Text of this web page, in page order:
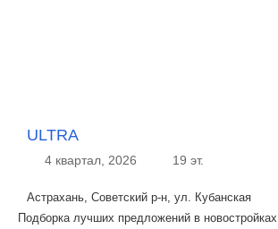
ULTRA
4 квартал, 2026 19 эт.
Астрахань, Советский р-н, ул. Кубанская
Подборка лучших предложений в новостройках